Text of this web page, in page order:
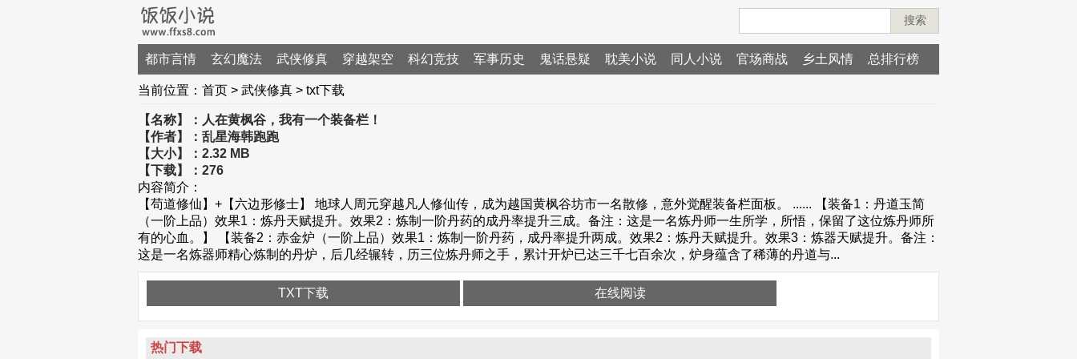
搜索
都市言情 玄幻魔法 武侠修真 穿越架空 科幻竞技 军事历史 鬼话悬疑 耽美小说 同人小说 官场商战 乡土风情 总排行榜
当前位置： 首页 > 武侠修真 > txt下载
【名称】： 人在黄枫谷，我有一个装备栏！
【作者】：乱星海韩跑跑
【大小】：2.32 MB
【下载】：276
内容简介：
【苟道修仙】+【六边形修士】 地球人周元穿越凡人修仙传，成为越国黄枫谷坊市一名散修，意外觉醒装备栏面板。 ...... 【装备1：丹道玉简
（一阶上品）效果1：炼丹天赋提升。效果2：炼制一阶丹药的成丹率提升三成。备注：这是一名炼丹师一生所学，所悟，保留了这位炼丹师所
有的心血。】 【装备2：赤金炉（一阶上品）效果1：炼制一阶丹药，成丹率提升两成。效果2：炼丹天赋提升。效果3：炼器天赋提升。备注：
这是一名炼器师精心炼制的丹炉，后几经辗转，历三位炼丹师之手，累计开炉已达三千七百余次，炉身蕴含了稀薄的丹道与...
TXT下载 在线阅读
热门下载